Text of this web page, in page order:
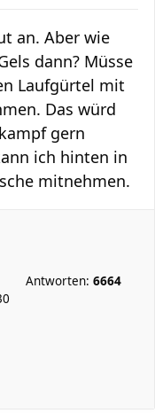
an. Aber wie
dann? Müsse
Laufgürtel mit
Das würd
gern
ich hinten in
mitnehmen.
Antworten: 6664